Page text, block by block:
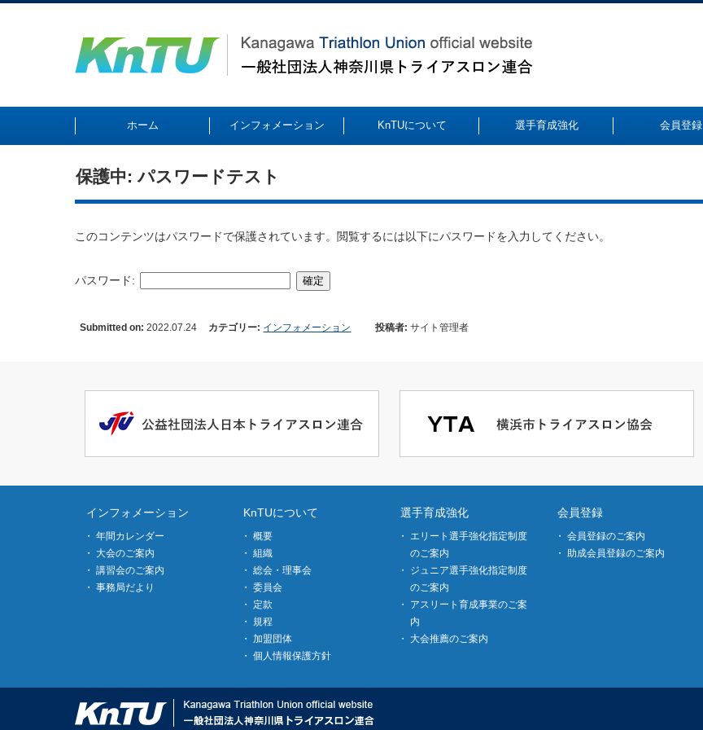
ホーム インフォメーション KnTUについて 選手育成強化 会員登録
保護中: パスワードテスト
このコンテンツはパスワードで保護されています。閲覧するには以下にパスワードを入力してください。
パスワード:
Submitted on: 2022.07.24 カテゴリー: インフォメーション 投稿者: サイト管理者
インフォメーション
年間カレンダー
大会のご案内
講習会のご案内
事務局だより
KnTUについて
概要
組織
総会・理事会
委員会
定款
規程
加盟団体
個人情報保護方針
選手育成強化
エリート選手強化指定制度
のご案内
ジュニア選手強化指定制度
のご案内
アスリート育成事業のご案
内
大会推薦のご案内
会員登録
会員登録のご案内
助成会員登録のご案内